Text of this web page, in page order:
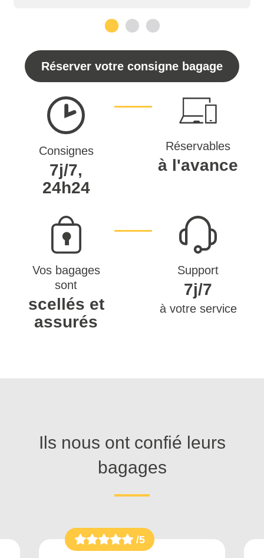
Réserver votre consigne bagage
Consignes
7j/7,
24h24
Réservables
à l'avance
Vos bagages
sont
scellés et
assurés
Support
7j/7
à votre service
Ils nous ont confié leurs
bagages
/5